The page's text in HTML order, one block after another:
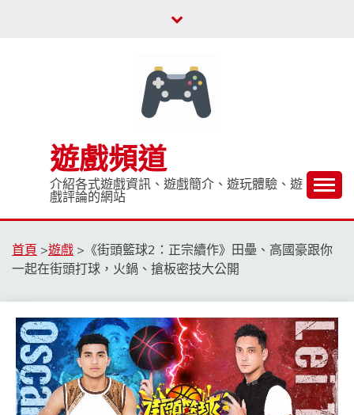
遊戲頻道
介紹各式遊戲資訊、遊戲簡介、遊玩體驗、遊
戲評論的網站
首頁 >遊戲 > 《街頭籃球2：正宗續作》田壘、高國豪跟你
一起在街頭打球，火鍋、搶板密技大公開